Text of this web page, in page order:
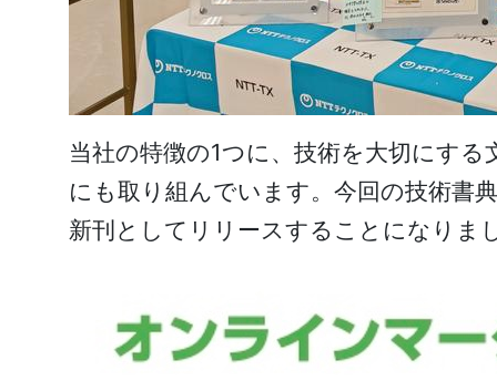
当社の特徴の1つに、技術を大切にす
にも取り組んでいます。今回の技術書
新刊としてリリースすることになりま